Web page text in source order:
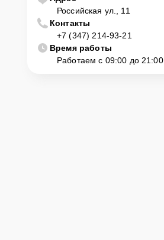
Российская ул., 11
Контакты
+7 (347) 214-93-21
Время работы
Работаем с 09:00 до 21:00